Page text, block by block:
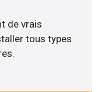
de vrais
tous types